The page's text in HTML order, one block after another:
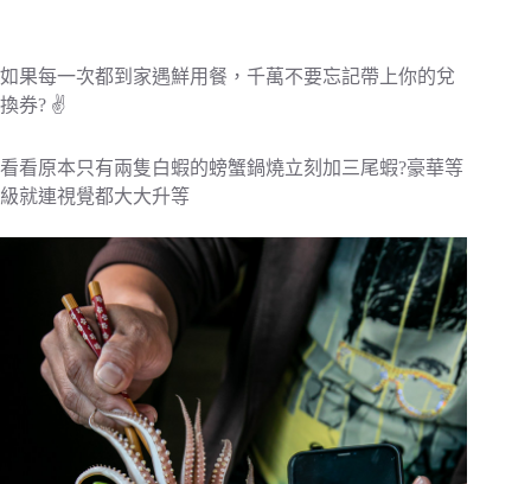
如果每一次都到家遇鮮用餐，千萬不要忘記帶上你的兌
換券? ✌️
看看原本只有兩隻白蝦的螃蟹鍋燒立刻加三尾蝦?豪華等
級就連視覺都大大升等